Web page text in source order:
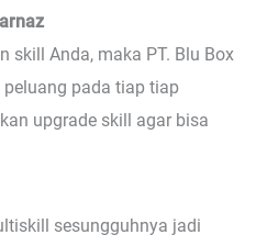
skill Anda, maka PT. Blu Box
pada tiap tiap
upgrade skill agar bisa
sesungguhnya jadi